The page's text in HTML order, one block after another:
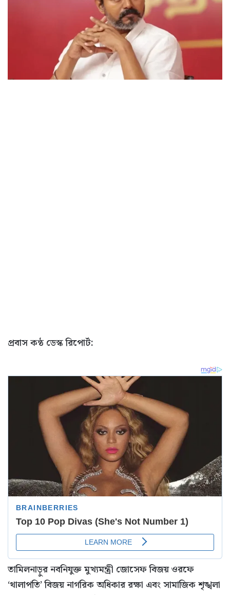
প্রবাস কন্ঠ ডেস্ক রিপোর্ট:
তামিলনাড়ুর নবনিযুক্ত মুখ্যমন্ত্রী জোসেফ বিজয় ওরফে
‘থালাপতি’ বিজয় নাগরিক অধিকার রক্ষা এবং সামাজিক শৃঙ্খলা